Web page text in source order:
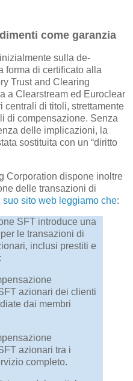
come garanzia
sulla de-
forma di certificato alla
Trust and Clearing
a Clearstream ed Euroclear
centrali di titoli, strettamente
di compensazione. Senza
delle implicazioni, la
sostituita con un “diritto
Corporation dispone inoltre
delle transazioni di
suo sito web leggiamo che:
SFT introduce una
le transazioni di
inclusi prestiti e
azionari dei clienti
dai membri
azionari tra i
completo.